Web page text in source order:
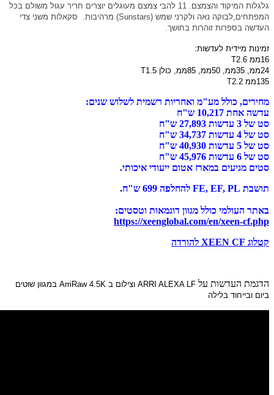
צמצם מעוגלים יוצרים חריר עגול משולם בכל
(Sunstars) מרהיבות. סקאלות משני צדי
לשלוש שנים:
איכותי.
וטסטים:
https://
ARRI וצילום בArriRaw 4.5K במגוון שוטים